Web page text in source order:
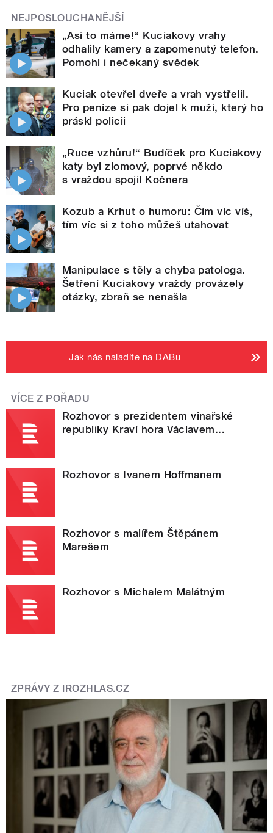
NEJPOSLOUCHANĚJŠÍ
„Asi to máme!“ Kuciakovy vrahy
odhalily kamery a zapomenutý telefon.
Pomohl i nečekaný svědek
Kuciak otevřel dveře a vrah vystřelil.
Pro peníze si pak dojel k muži, který ho
práskl policii
„Ruce vzhůru!“ Budíček pro Kuciakovy
katy byl zlomový, poprvé někdo
s vraždou spojil Kočnera
Kozub a Krhut o humoru: Čím víc víš,
tím víc si z toho můžeš utahovat
Manipulace s těly a chyba patologa.
Šetření Kuciakovy vraždy provázely
otázky, zbraň se nenašla
Jak nás naladíte na DABu
VÍCE Z POŘADU
Rozhovor s prezidentem vinařské
republiky Kraví hora Václavem...
Rozhovor s Ivanem Hoffmanem
Rozhovor s malířem Štěpánem
Marešem
Rozhovor s Michalem Malátným
ZPRÁVY Z IROZHLAS.CZ